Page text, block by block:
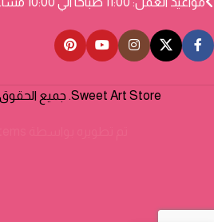
Sweet Art Store. جميع الحقوق محفوظة 2026©